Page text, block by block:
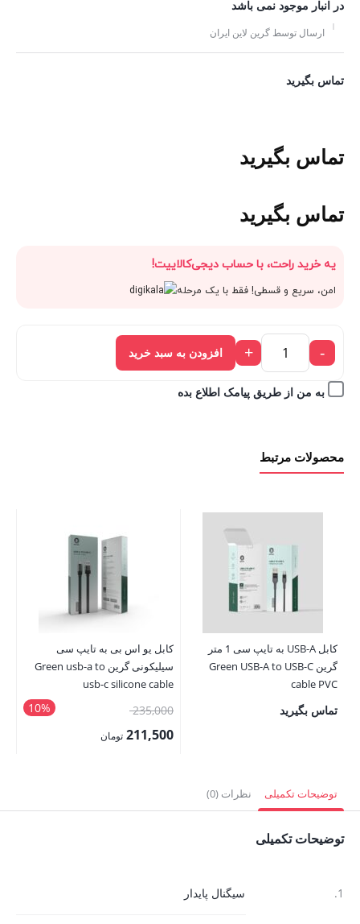
در انبار موجود نمی باشد
ارسال توسط گرین لاین ایران
تماس بگیرید
تماس بگیرید
تماس بگیرید
یه خرید راحت، با حساب دیجی‌کالاییت!
امن، سریع و قسطی! فقط با یک مرحله
-
+ افزودن به سبد خرید
به من از طریق پیامک اطلاع بده
محصولات مرتبط
کابل USB-A به تایپ سی 1 متر
گرین Green USB-A to USB-C
cable PVC
تماس بگیرید
کابل یو اس بی به تایپ سی
سیلیکونی گرین Green usb-a to
usb-c silicone cable
10% 235,000قیمت
اصلی:211,500 تومان
توضیحات تکمیلی نظرات (0)
توضیحات تکمیلی
1. سیگنال پایدار